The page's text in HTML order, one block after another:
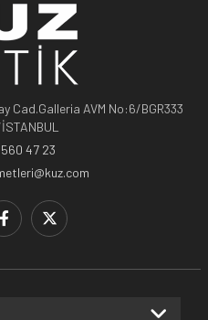
Cad.Galleria AVM No:6/BGR333
47 23